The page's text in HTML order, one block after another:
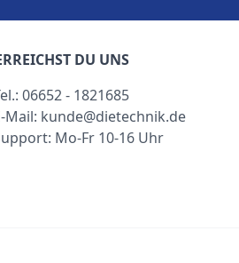
DU UNS
06652 - 1821685
Mail: kunde@dietechnik.de
Mo-Fr 10-16 Uhr